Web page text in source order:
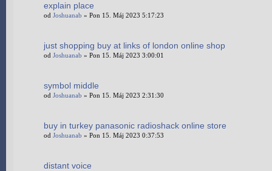
explain place
od Joshuanab » Pon 15. Máj 2023 5:17:23
just shopping buy at links of london online shop
od Joshuanab » Pon 15. Máj 2023 3:00:01
symbol middle
od Joshuanab » Pon 15. Máj 2023 2:31:30
buy in turkey panasonic radioshack online store
od Joshuanab » Pon 15. Máj 2023 0:37:53
distant voice